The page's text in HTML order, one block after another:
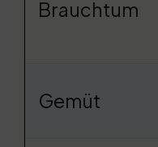
Brauchtum
Gemüt